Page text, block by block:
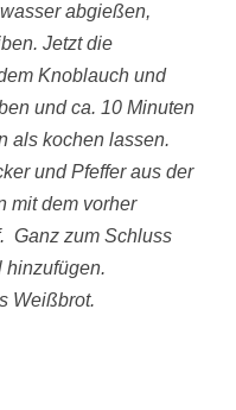
abgießen,
Jetzt die
Knoblauch und
und ca. 10 Minuten
als kochen lassen.
und Pfeffer aus der
mit dem vorher
Ganz zum Schluss
hinzufügen.
Weißbrot.